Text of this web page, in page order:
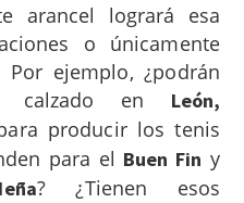
arancel logrará esa
o únicamente
ejemplo, ¿podrán
calzado en León,
producir los tenis
para el Buen Fin y
? ¿Tienen esos